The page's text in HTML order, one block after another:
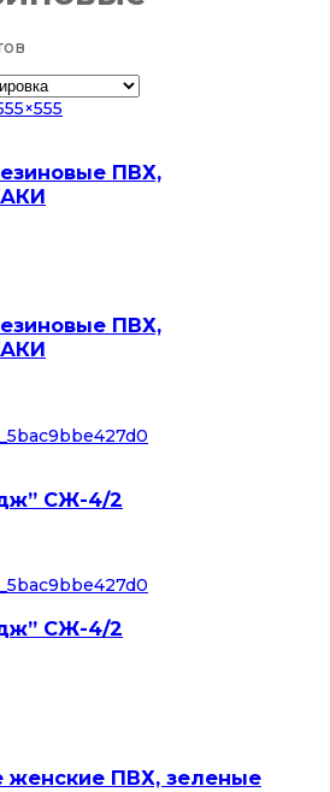
ПВХ,
ПВХ,
СЖ-4/2
СЖ-4/2
женские ПВХ, зеленые